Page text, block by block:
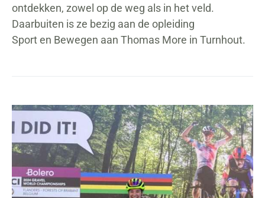
ontdekken, zowel op de weg als in het veld.
Daarbuiten is ze bezig aan de opleiding
Sport en Bewegen aan Thomas More in Turnhout.